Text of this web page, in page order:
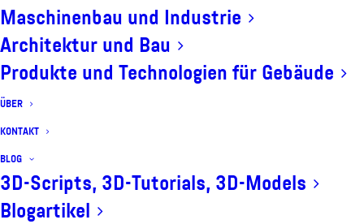
Maschinenbau und Industrie
Architektur und Bau
Produkte und Technologien für Gebäude
ÜBER
KONTAKT
BLOG
3D-Scripts, 3D-Tutorials, 3D-Models
Blogartikel